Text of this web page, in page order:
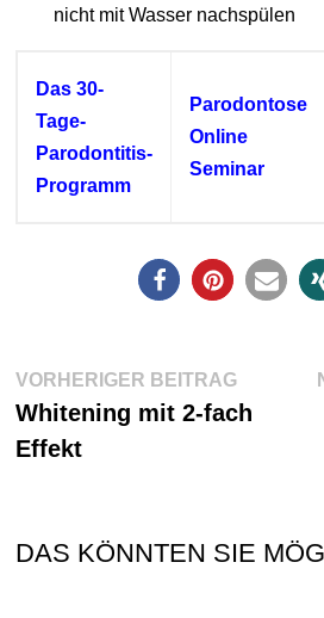
nicht mit Wasser nachspülen
Das 30-
Tage-
Parodontitis-
Programm
Parodontose
Online
Seminar
Beitragsnavigation
VORHERIGER BEITRAGVorheriger
Beitrag:
Whitening mit 2-fach
Effekt
DAS KÖNNTEN SIE